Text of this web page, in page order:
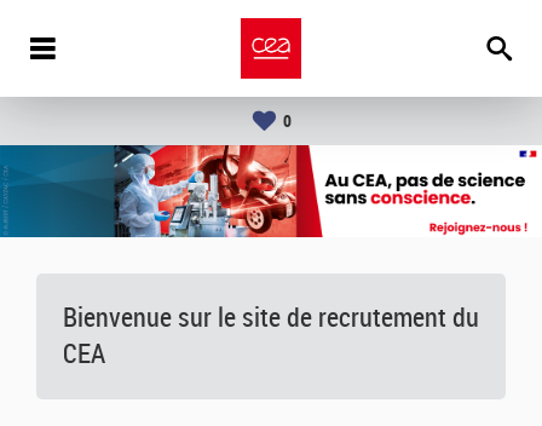
0
Bienvenue sur le site de recrutement du
CEA